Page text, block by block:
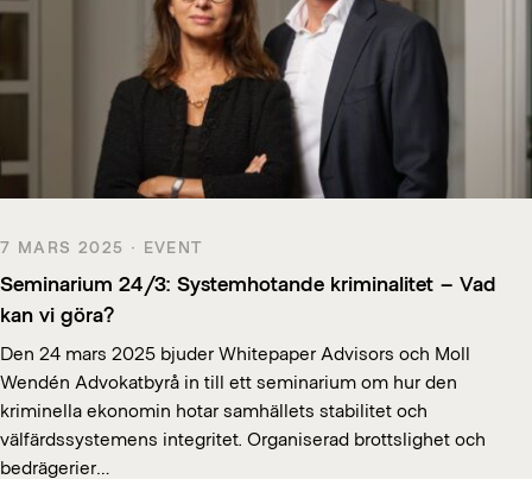
7 MARS 2025 · EVENT
Seminarium 24/3: Systemhotande kriminalitet – Vad
kan vi göra?
Den 24 mars 2025 bjuder Whitepaper Advisors och Moll
Wendén Advokatbyrå in till ett seminarium om hur den
kriminella ekonomin hotar samhällets stabilitet och
välfärdssystemens integritet. Organiserad brottslighet och
bedrägerier…